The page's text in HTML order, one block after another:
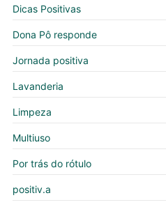
Dicas Positivas
Dona Pô responde
Jornada positiva
Lavanderia
Limpeza
Multiuso
Por trás do rótulo
positiv.a